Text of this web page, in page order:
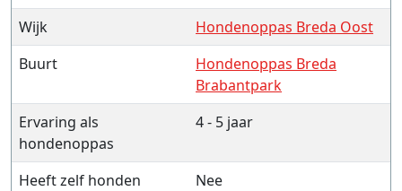
Wijk
Hondenoppas Breda Oost
Buurt
Hondenoppas Breda
Brabantpark
Ervaring als
hondenoppas
4 - 5 jaar
Heeft zelf honden
Nee